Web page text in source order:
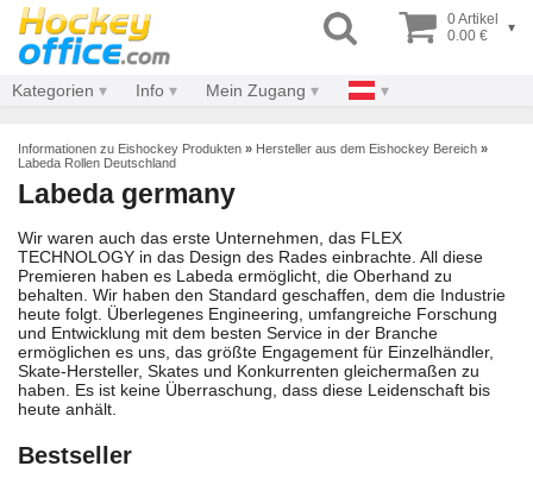
0 Artikel
0.00 €
▾
Kategorien Info Mein Zugang
Informationen zu Eishockey Produkten » Hersteller aus dem Eishockey Bereich »
Labeda Rollen Deutschland
Labeda germany
Wir waren auch das erste Unternehmen, das FLEX
TECHNOLOGY in das Design des Rades einbrachte. All diese
Premieren haben es Labeda ermöglicht, die Oberhand zu
behalten. Wir haben den Standard geschaffen, dem die Industrie
heute folgt. Überlegenes Engineering, umfangreiche Forschung
und Entwicklung mit dem besten Service in der Branche
ermöglichen es uns, das größte Engagement für Einzelhändler,
Skate-Hersteller, Skates und Konkurrenten gleichermaßen zu
haben. Es ist keine Überraschung, dass diese Leidenschaft bis
heute anhält.
Bestseller